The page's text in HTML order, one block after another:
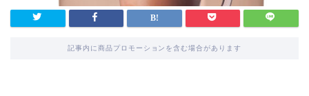
記事内に商品プロモーションを含む場合があります